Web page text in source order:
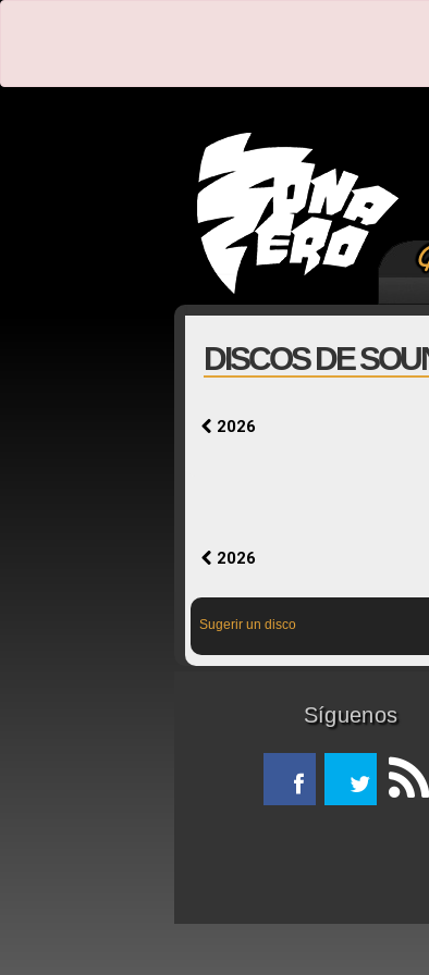
DISCOS DE
2026
2026
Sugerir un disco
Síguenos